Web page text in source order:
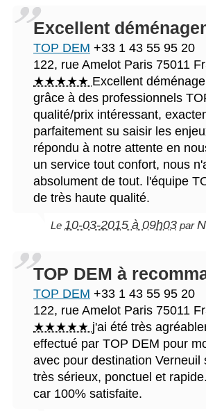
Excellent
TOP DEM +33 1 43 55 95 20
122, rue Amelot Paris 75011
★★★★★ Excellent
grâce à des professionnels
qualité/prix intéressant,
parfaitement su saisir les
répondu à notre attente en
un service tout confort, nous
absolument de tout. l'équipe
de très haute qualité.
Le 10-03-2015 à 09h03 par
TOP DEM à
TOP DEM +33 1 43 55 95 20
122, rue Amelot Paris 75011
★★★★★ j'ai été très
effectué par TOP DEM pour
avec pour destination
très sérieux, ponctuel et
car 100% satisfaite.